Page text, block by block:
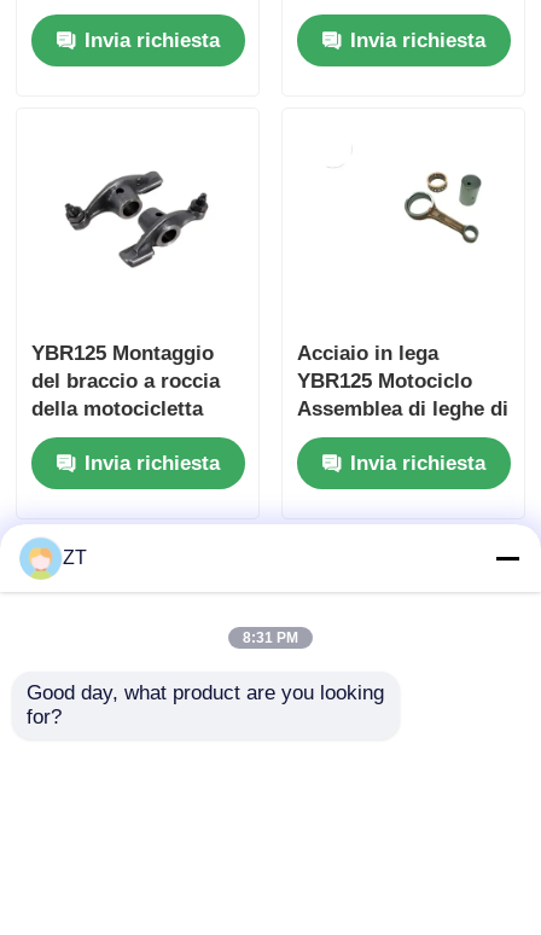
YBR125 XTZ125
Motore Associazione
dell'albero di inizio
Invia richiesta
durezza
Invia richiesta
YBR125 Montaggio
del braccio a roccia
della motocicletta
con due parti di
azionamento della
valvola in acciaio
fuso
Invia richiesta
Acciaio in lega
YBR125 Motociclo
Assemblea di leghe di
collegamento 89MM
Distanza centrale
Invia richiesta
ZT
8:31 PM
Good day, what product are you looking
for?